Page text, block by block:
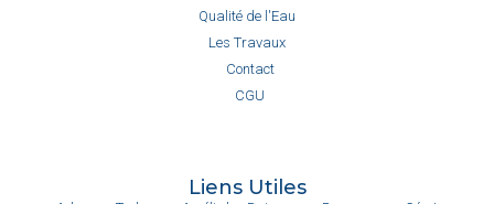
Qualité de l'Eau
Les Travaux
Contact
CGU
Liens Utiles